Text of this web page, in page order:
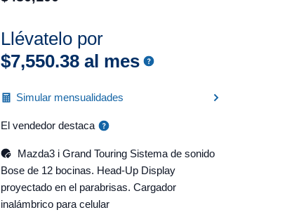
Llévatelo por
$7,550.38al mes
Simular mensualidades
El vendedor destaca
Mazda3 i Grand Touring Sistema de sonido
Bose de 12 bocinas. Head-Up Display
proyectado en el parabrisas. Cargador
inalámbrico para celular